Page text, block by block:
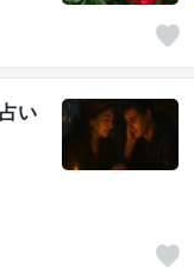
い